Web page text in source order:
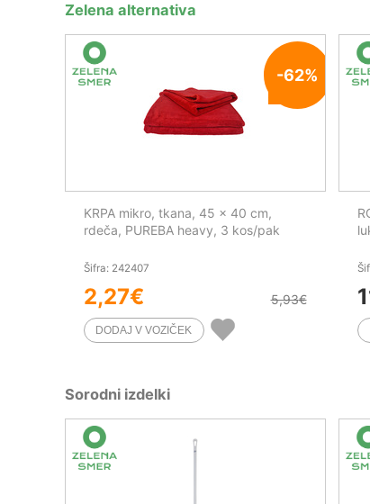
Zelena alternativa
-62%
KRPA mikro, tkana, 45 x 40 cm,
rdeča, PUREBA heavy, 3 kos/pak
Šifra: 242407
2,27€ 5,93€
Sorodni izdelki